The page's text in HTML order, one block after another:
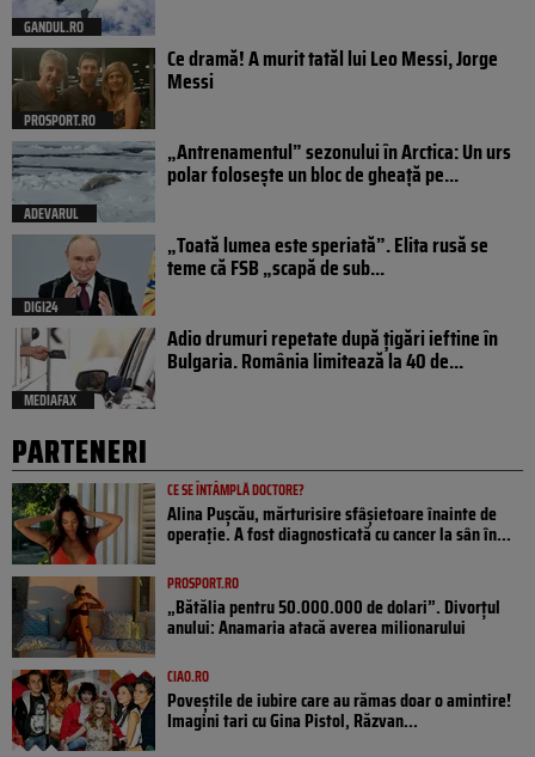
GANDUL.RO
PROSPORT.RO
Ce dramă! A murit tatăl lui Leo Messi, Jorge
Messi
ADEVARUL
„Antrenamentul” sezonului în Arctica: Un urs
polar folosește un bloc de gheață pe...
DIGI24
„Toată lumea este speriată”. Elita rusă se
teme că FSB „scapă de sub...
MEDIAFAX
Adio drumuri repetate după țigări ieftine în
Bulgaria. România limitează la 40 de...
PARTENERI
CE SE ÎNTÂMPLĂ DOCTORE?
Alina Pușcău, mărturisire sfâșietoare înainte de
operație. A fost diagnosticată cu cancer la sân în...
PROSPORT.RO
„Bătălia pentru 50.000.000 de dolari”. Divorțul
anului: Anamaria atacă averea milionarului
CIAO.RO
Poveştile de iubire care au rămas doar o amintire!
Imagini tari cu Gina Pistol, Răzvan...